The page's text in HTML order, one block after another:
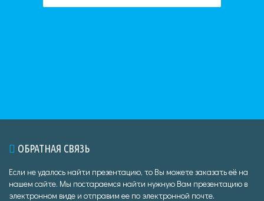
ОБРАТНАЯ СВЯЗЬ
Если не удалось найти презентацию, то Вы можете заказать её на
нашем сайте. Мы постараемся найти нужную Вам презентацию в
электронном виде и отправим ее по электронной почте.